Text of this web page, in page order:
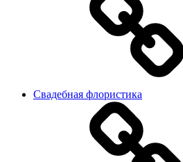
Свадебная флористика